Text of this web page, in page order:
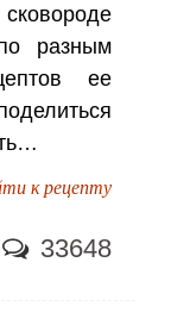
разным
ее
к рецепту
33648